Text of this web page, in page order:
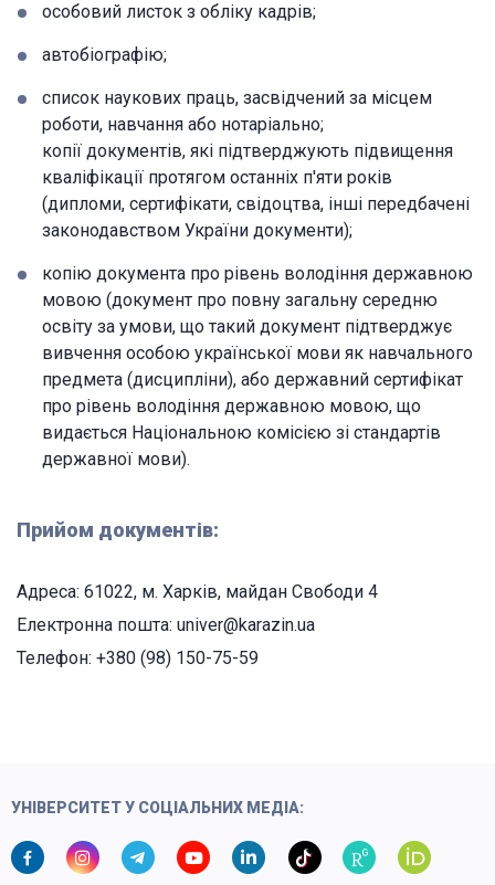
особовий листок з обліку кадрів;
автобіографію;
список наукових праць, засвідчений за місцем
роботи, навчання або нотаріально;
копії документів, які підтверджують підвищення
кваліфікації протягом останніх п'яти років
(дипломи, сертифікати, свідоцтва, інші передбачені
законодавством України документи);
копію документа про рівень володіння державною
мовою (документ про повну загальну середню
освіту за умови, що такий документ підтверджує
вивчення особою української мови як навчального
предмета (дисципліни), або державний сертифікат
про рівень володіння державною мовою, що
видається Національною комісією зі стандартів
державної мови).
Прийом документів:
Адреса: 61022, м. Харків, майдан Свободи 4
Електронна пошта: univer@karazin.ua
Телефон: +380 (98) 150-75-59
УНІВЕРСИТЕТ У СОЦІАЛЬНИХ МЕДІА: